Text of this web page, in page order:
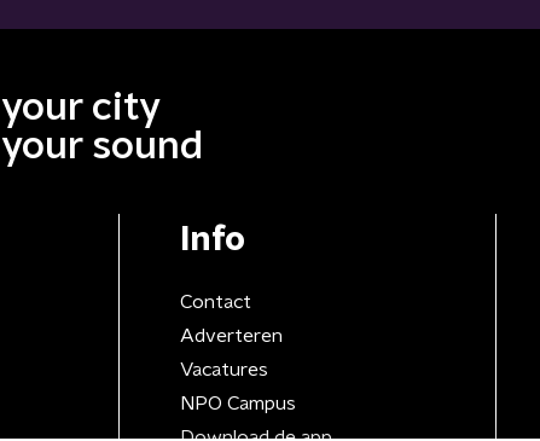
your city
your sound
Info
Contact
Adverteren
Vacatures
NPO Campus
Download de app